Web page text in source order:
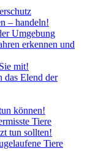
– handeln!
Umgebung
erkennen und
mit!
das Elend der
können!
Tiere
tun sollten!
Tiere